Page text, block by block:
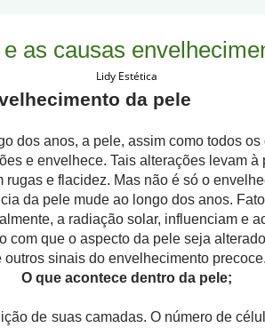
as causas
Lidy Estética
da pele
dos anos, a pele, assim como todos
e envelhece. Tais alterações levam
rugas e flacidez. Mas não é só o
da pele mude ao longo dos anos.
a radiação solar, influenciam e
com que o aspecto da pele seja
sinais do envelhecimento precoce.
O que acontece dentro da pele;
de suas camadas. O número de